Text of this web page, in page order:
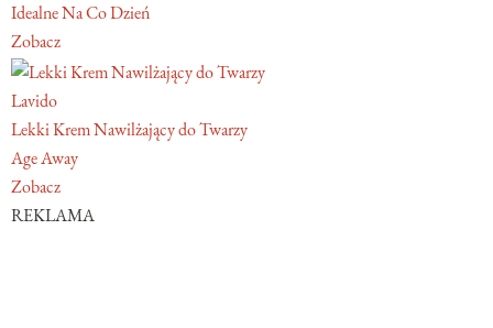
Idealne Na Co Dzień
Zobacz
Lavido
Lekki Krem Nawilżający do Twarzy
Age Away
Zobacz
REKLAMA